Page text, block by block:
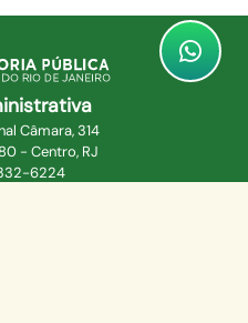
Câmara, 314
- Centro, RJ
6224